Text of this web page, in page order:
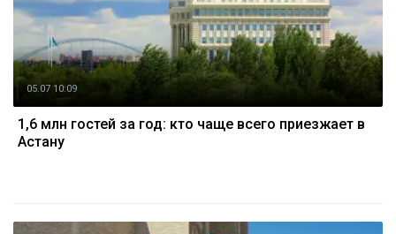
05.07 10:09
1,6 млн гостей за год: кто чаще всего приезжает в
Астану